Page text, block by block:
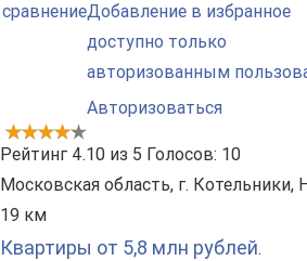
сравнениеДобавление в избранное
доступно только
авторизованным
Авторизоваться
Рейтинг 4.10 из 5 Голосов: 10
Московская область, г. Котельники,
19 км
Квартиры от 5,8 млн рублей.